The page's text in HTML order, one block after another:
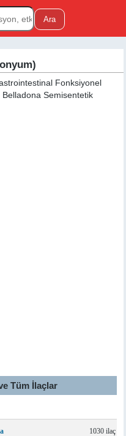
Fonksiyonel
Semisentetik
Tüm İlaçlar
1030 ilaç